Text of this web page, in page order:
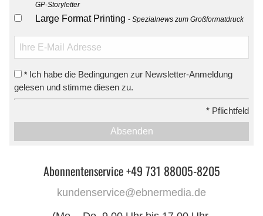
GP-Storyletter
Large Format Printing Spezialnews zum Großformatdruck
* Ich habe die Bedingungen zur Newsletter-Anmeldung
gelesen und stimme diesen zu.
* Pflichtfeld
Absenden
Abonnentenservice +49 731 88005-8205
kundenservice@ebnermedia.de